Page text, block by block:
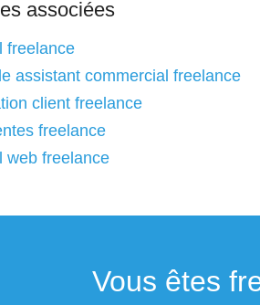
associées
freelance
assistant commercial freelance
client freelance
freelance
web freelance
Vous êtes